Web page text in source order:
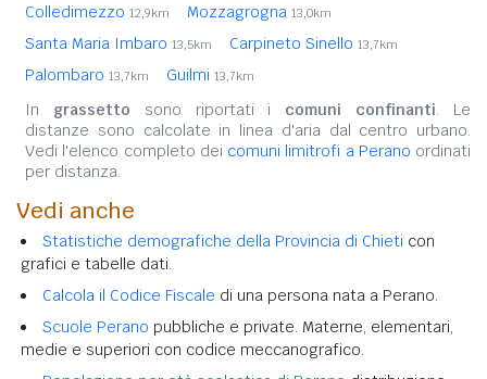
Colledimezzo 12,9km Mozzagrogna 13,0km
Santa Maria Imbaro 13,5km Carpineto Sinello 13,7km
Palombaro 13,7km Guilmi 13,7km
In grassetto sono riportati i comuni confinanti. Le
distanze sono calcolate in linea d'aria dal centro urbano.
Vedi l'elenco completo dei comuni limitrofi a Perano ordinati
per distanza.
Vedi anche
Statistiche demografiche della Provincia di Chieti con
grafici e tabelle dati.
Calcola il Codice Fiscale di una persona nata a Perano.
Scuole Perano pubbliche e private. Materne, elementari,
medie e superiori con codice meccanografico.